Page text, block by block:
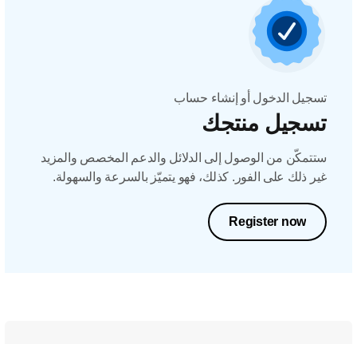
تسجيل الدخول أو إنشاء حساب
تسجيل منتجك
ستتمكّن من الوصول إلى الدلائل والدعم المخصص والمزيد
غير ذلك على الفور. كذلك، فهو يتميّز بالسرعة والسهولة.
Register now